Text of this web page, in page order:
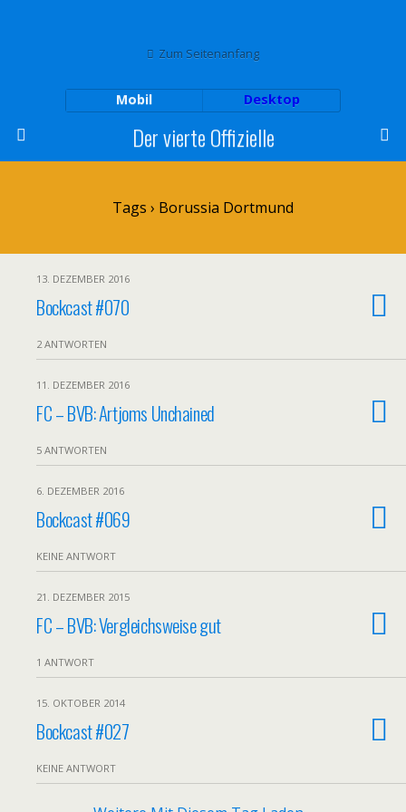
Zum Seitenanfang
Mobil Desktop
Der vierte Offizielle
Tags › Borussia Dortmund
13. DEZEMBER 2016
Bockcast #070
2 ANTWORTEN
11. DEZEMBER 2016
FC – BVB: Artjoms Unchained
5 ANTWORTEN
6. DEZEMBER 2016
Bockcast #069
KEINE ANTWORT
21. DEZEMBER 2015
FC – BVB: Vergleichsweise gut
1 ANTWORT
15. OKTOBER 2014
Bockcast #027
KEINE ANTWORT